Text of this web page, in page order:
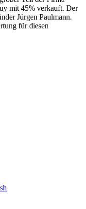
mit 45% verkauft. Der
Jürgen Paulmann.
für diesen